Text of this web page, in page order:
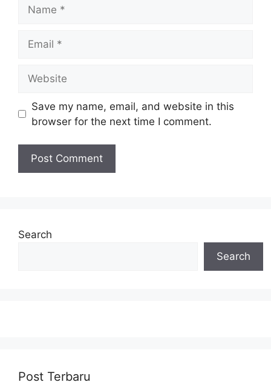
Save my name, email, and website in this
browser for the next time I comment.
Search
Search
Post Terbaru